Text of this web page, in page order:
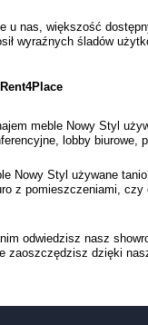
u nas, większość
wyraźnych śladów
meble Nowy Styl
lobby
Nowy Styl używane
z pomieszczeniami,
odwiedzisz nasz
dzięki